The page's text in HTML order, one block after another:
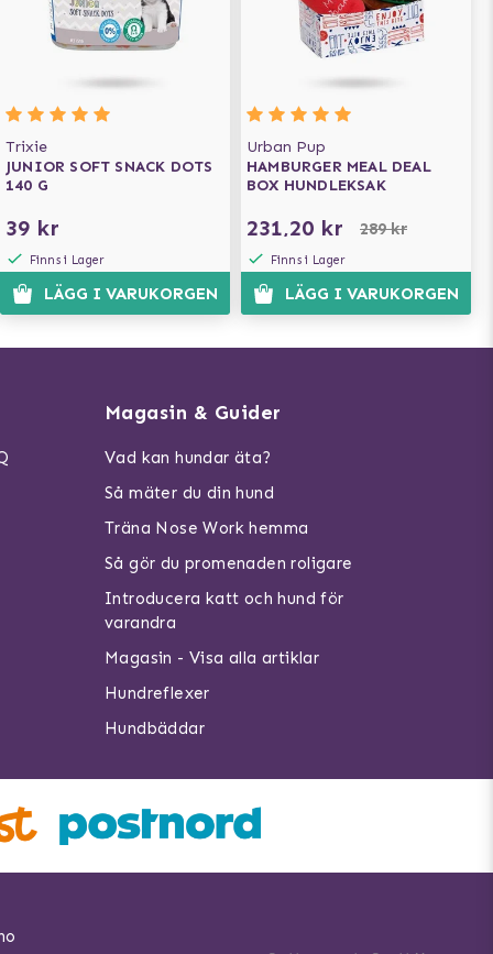
Trixie
JUNIOR SOFT SNACK DOTS
140 G
39 kr
Finns i Lager
LÄGG I VARUKORGEN
Urban Pup
HAMBURGER MEAL DEAL
BOX HUNDLEKSAK
231,20 kr 289 kr
Finns i Lager
LÄGG I VARUKORGEN
Magasin & Guider
Vad kan hundar äta?
Så mäter du din hund
Träna Nose Work hemma
Så gör du promenaden roligare
Introducera katt och hund för
varandra
Magasin - Visa alla artiklar
Hundreflexer
Hundbäddar